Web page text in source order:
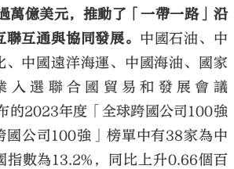
萬億美元，推動了「一帶一路」沿
互通與協同發展。 中國石油、中
、中國遠洋海運、中國海油、國家
入選聯合國貿易和發展會議
的2023年度「全球跨國公司100強
國公司100強」榜單中有38家為中
指數為13.2%，同比上升0.66個百